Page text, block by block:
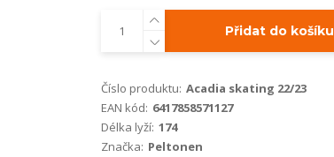
Přidat do košíku
Číslo produktu: Acadia skating 22/23
EAN kód: 6417858571127
Délka lyží: 174
Značka: Peltonen